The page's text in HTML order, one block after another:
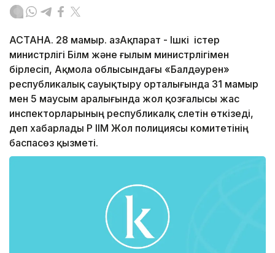
АСТАНА. 28 мамыр. ҚазАқпарат - Ішкі істер
министрлігі Білм және ғылым министрлігімен
бірлесіп, Ақмола облысындағы «Балдәурен»
республикалық сауықтыру орталығында 31 мамыр
мен 5 маусым аралығында жол қозғалысы жас
инспекторларының республикалқ слетін өткізеді,
деп хабарлады ҚР ІІМ Жол полициясы комитетінің
баспасөз қызметі.